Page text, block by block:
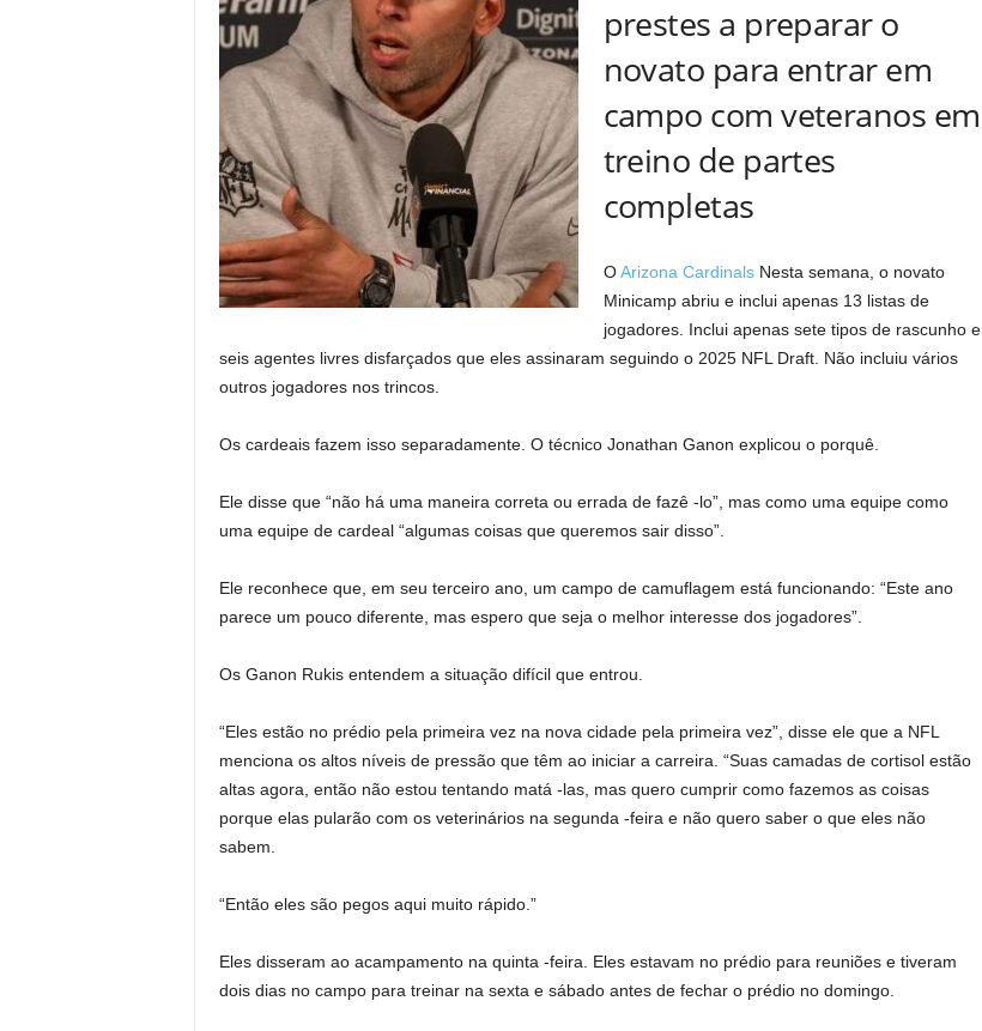
prestes a preparar o
novato para entrar em
campo com veteranos em
treino de partes
completas
OArizona CardinalsNesta semana, o novato
Minicamp abriu e inclui apenas 13 listas de
jogadores. Inclui apenas sete tipos de rascunho e
seis agentes livres disfarçados que eles assinaram seguindo o 2025 NFL Draft. Não incluiu vários
outros jogadores nos trincos.
Os cardeais fazem isso separadamente. O técnico Jonathan Ganon explicou o porquê.
Ele disse que “não há uma maneira correta ou errada de fazê -lo”, mas como uma equipe como
uma equipe de cardeal “algumas coisas que queremos sair disso”.
Ele reconhece que, em seu terceiro ano, um campo de camuflagem está funcionando: “Este ano
parece um pouco diferente, mas espero que seja o melhor interesse dos jogadores”.
Os Ganon Rukis entendem a situação difícil que entrou.
“Eles estão no prédio pela primeira vez na nova cidade pela primeira vez”, disse ele que a NFL
menciona os altos níveis de pressão que têm ao iniciar a carreira. “Suas camadas de cortisol estão
altas agora, então não estou tentando matá -las, mas quero cumprir como fazemos as coisas
porque elas pularão com os veterinários na segunda -feira e não quero saber o que eles não
sabem.
“Então eles são pegos aqui muito rápido.”
Eles disseram ao acampamento na quinta -feira. Eles estavam no prédio para reuniões e tiveram
dois dias no campo para treinar na sexta e sábado antes de fechar o prédio no domingo.